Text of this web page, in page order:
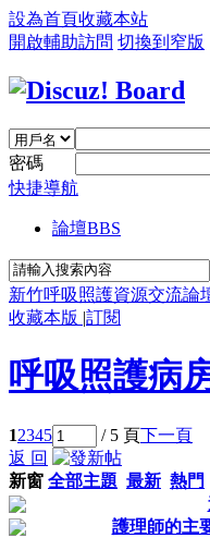
設為首頁收藏本站
開啟輔助訪問 切換到窄版
密碼
快捷導航
論壇BBS
新竹呼吸照護資源交流論
收藏本版 |訂閱
呼吸照護病
12345 / 5 頁下一頁
返 回
新窗 全部主題 最新 熱門
護理師的主